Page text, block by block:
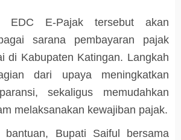
EDC E-Pajak tersebut akan
sarana pembayaran pajak
di Kabupaten Katingan. Langkah
dari upaya meningkatkan
sekaligus memudahkan
melaksanakan kewajiban pajak.
bantuan, Bupati Saiful bersama